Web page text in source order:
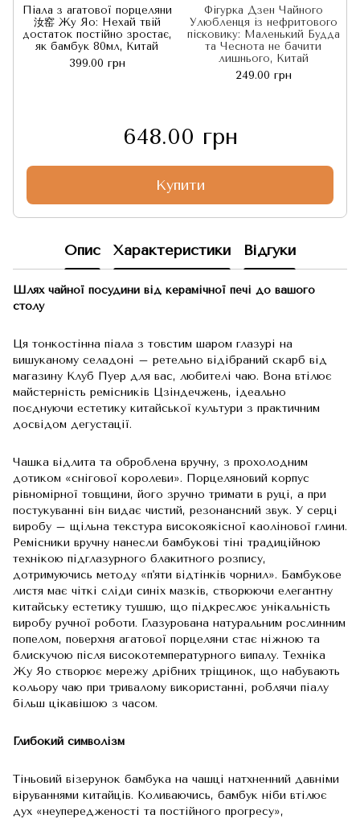
Піала з агатової порцеляни
汝窑 Жу Яо: Нехай твій
достаток постійно зростає,
як бамбук 80мл, Китай
399.00 грн
Фігурка Дзен Чайного
Улюбленця із нефритового
пісковику: Маленький Будда
та Чеснота не бачити
лишнього, Китай
249.00 грн
648.00 грн
Купити
Опис Характеристики Відгуки
Шлях чайної посудини від керамічної печі до вашого
столу
Ця тонкостінна піала з товстим шаром глазурі на
вишуканому селадоні – ретельно відібраний скарб від
магазину Клуб Пуер для вас, любителі чаю. Вона втілює
майстерність ремісників Цзіндечжень, ідеально
поєднуючи естетику китайської культури з практичним
досвідом дегустації.
Чашка відлита та оброблена вручну, з прохолодним
дотиком «снігової королеви». Порцеляновий корпус
рівномірної товщини, його зручно тримати в руці, а при
постукуванні він видає чистий, резонансний звук. У серці
виробу – щільна текстура високоякісної каолінової глини.
Ремісники вручну нанесли бамбукові тіні традиційною
технікою підглазурного блакитного розпису,
дотримуючись методу «п'яти відтінків чорнил». Бамбукове
листя має чіткі сліди синіх мазків, створюючи елегантну
китайську естетику тушшю, що підкреслює унікальність
виробу ручної роботи. Глазурована натуральним рослинним
попелом, поверхня агатової порцеляни стає ніжною та
блискучою після високотемпературного випалу. Техніка
Жу Яо створює мережу дрібних тріщинок, що набувають
кольору чаю при тривалому використанні, роблячи піалу
більш цікавішою з часом.
Глибокий символізм
Тіньовий візерунок бамбука на чашці натхненний давніми
віруваннями китайців. Коливаючись, бамбук ніби втілює
дух «неупередженості та постійного прогресу»,